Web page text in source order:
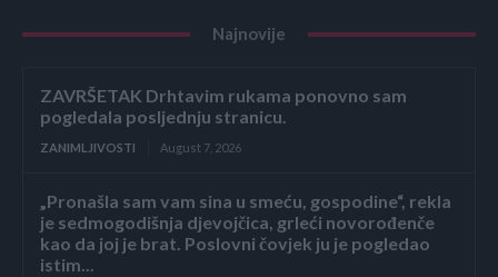
Najnovije
ZAVRŠETAK Drhtavim rukama ponovno sam
pogledala posljednju stranicu.
ZANIMLJIVOSTI August 7, 2026
„Pronašla sam vam sina u smeću, gospodine“, rekla
je sedmogodišnja djevojčica, grleći novorođenče
kao da joj je brat. Poslovni čovjek ju je pogledao
istim...